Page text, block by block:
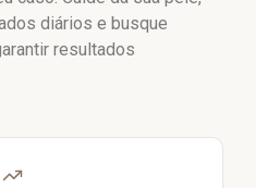
diários e busque
resultados